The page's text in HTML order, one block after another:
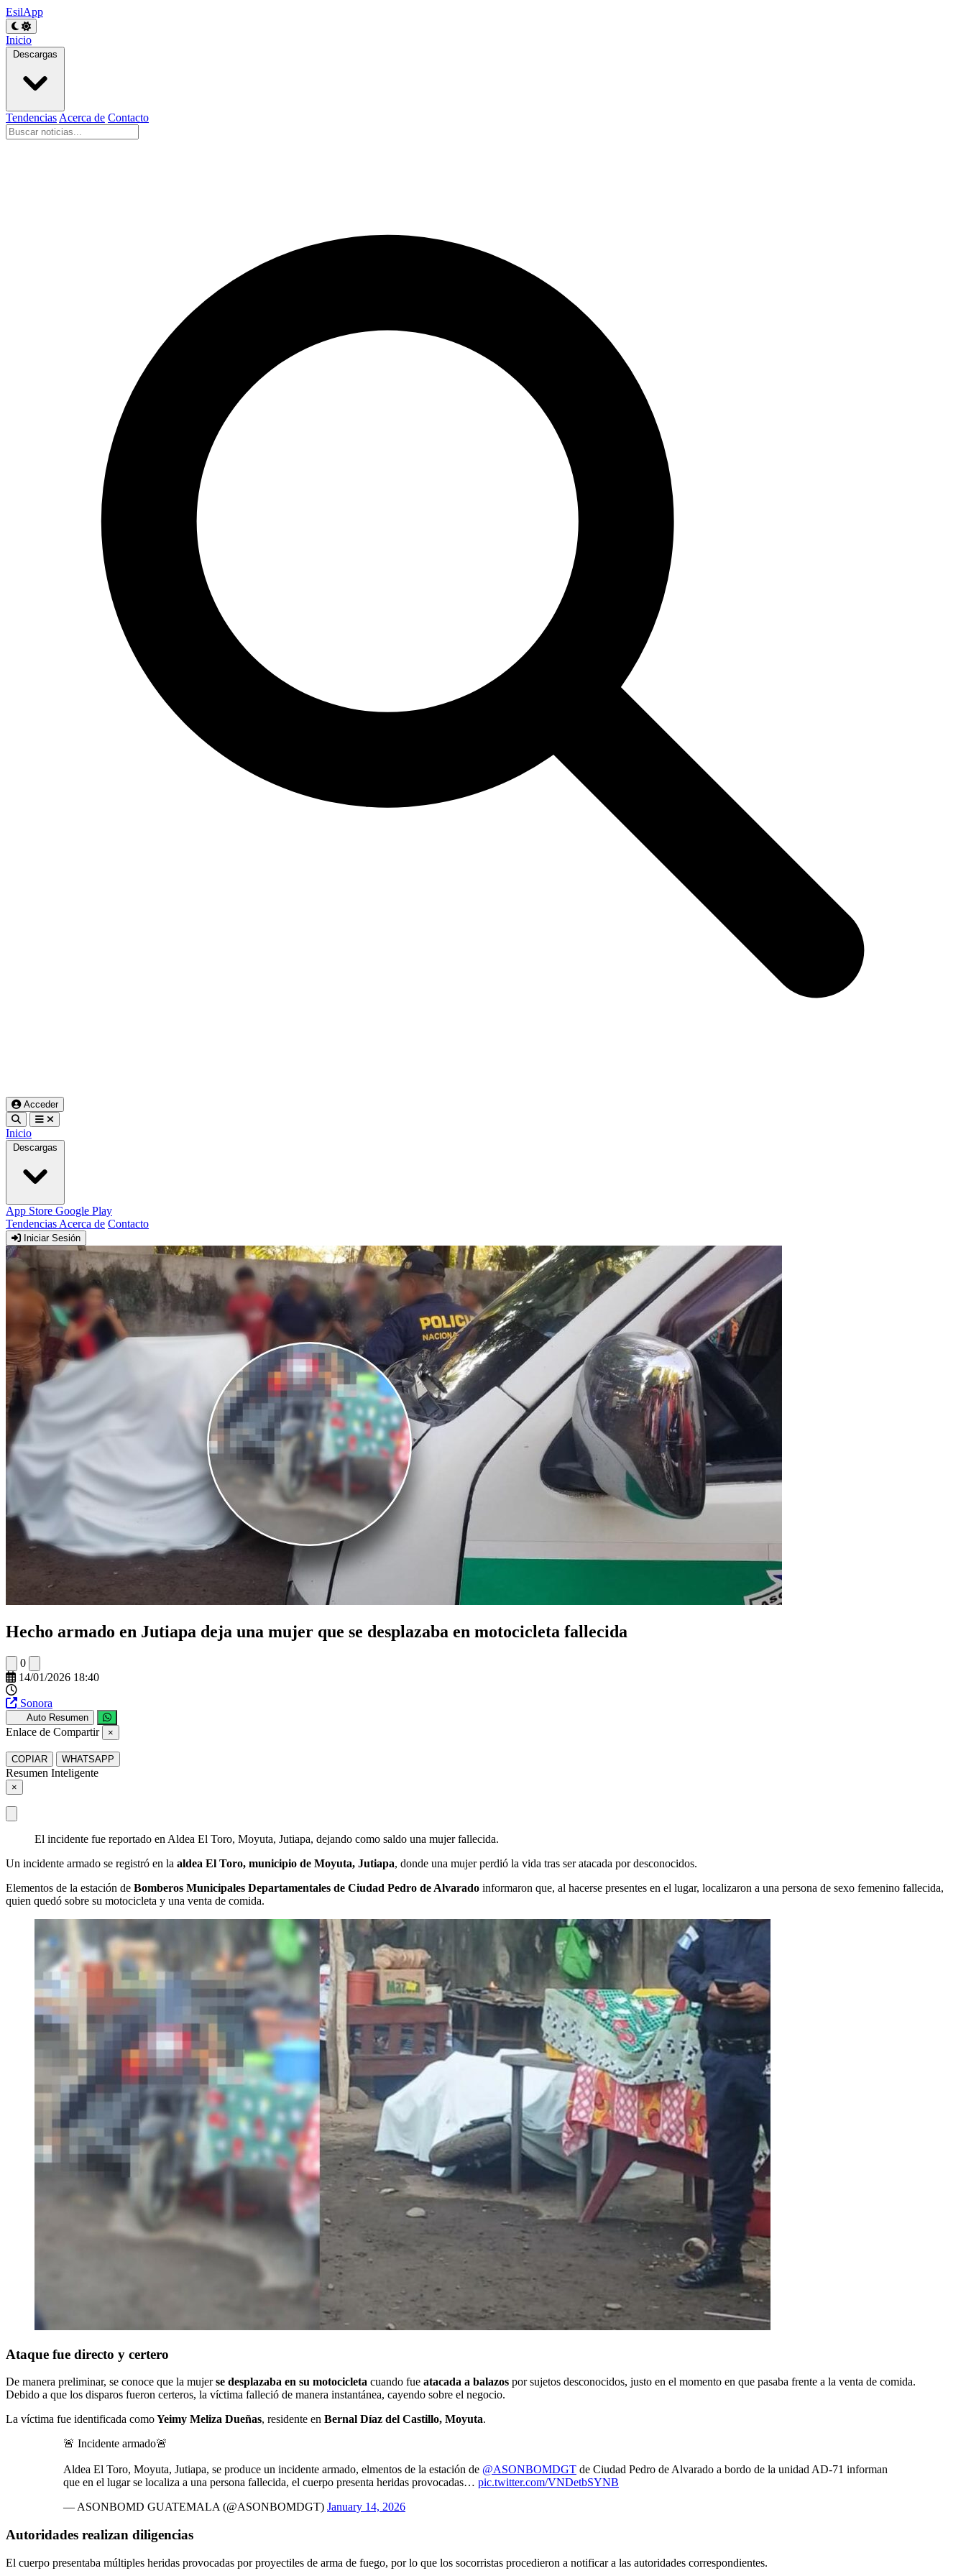
EsilApp
Inicio
Descargas
Tendencias Acerca de Contacto
Acceder
Inicio
Descargas
App Store Google Play
Tendencias Acerca de Contacto
Iniciar Sesión
Hecho armado en Jutiapa deja una mujer que se desplazaba en motocicleta fallecida
0
14/01/2026 18:40
Sonora
Auto Resumen
Enlace de Compartir ×
COPIAR WHATSAPP
Resumen Inteligente
×
El incidente fue reportado en Aldea El Toro, Moyuta, Jutiapa, dejando como saldo una mujer fallecida.
Un incidente armado se registró en la aldea El Toro, municipio de Moyuta, Jutiapa, donde una mujer perdió la vida tras ser atacada por desconocidos.
Elementos de la estación de Bomberos Municipales Departamentales de Ciudad Pedro de Alvarado informaron que, al hacerse presentes en el lugar, localizaron a una persona de sexo femenino fallecida,
quien quedó sobre su motocicleta y una venta de comida.
Ataque fue directo y certero
De manera preliminar, se conoce que la mujerse desplazaba en su motocicleta cuando fue atacada a balazos por sujetos desconocidos, justo en el momento en que pasaba frente a la venta de comida.
Debido a que los disparos fueron certeros, la víctima falleció de manera instantánea, cayendo sobre el negocio.
La víctima fue identificada comoYeimy Meliza Dueñas, residente en Bernal Díaz del Castillo, Moyuta.
🚨 Incidente armado🚨
Aldea El Toro, Moyuta, Jutiapa, se produce un incidente armado, elmentos de la estación de @ASONBOMDGT de Ciudad Pedro de Alvarado a bordo de la unidad AD-71 informan
que en el lugar se localiza a una persona fallecida, el cuerpo presenta heridas provocadas… pic.twitter.com/VNDetbSYNB
— ASONBOMD GUATEMALA (@ASONBOMDGT) January 14, 2026
Autoridades realizan diligencias
El cuerpo presentaba múltiples heridas provocadas por proyectiles de arma de fuego, por lo que los socorristas procedieron a notificar a las autoridades correspondientes.